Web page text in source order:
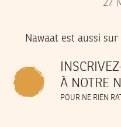
27
Nawaat est aussi sur
À NOTRE
POUR NE RIEN